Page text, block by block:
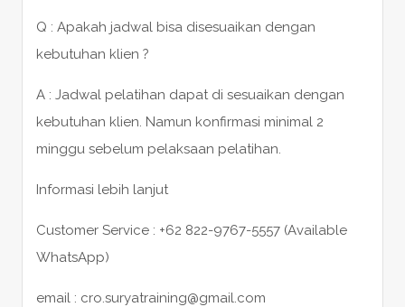
Q : Apakah jadwal bisa disesuaikan dengan
kebutuhan klien ?
A : Jadwal pelatihan dapat di sesuaikan dengan
kebutuhan klien. Namun konfirmasi minimal 2
minggu sebelum pelaksaan pelatihan.
Informasi lebih lanjut
Customer Service : +62 822-9767-5557 (Available
WhatsApp)
email : cro.suryatraining@gmail.com